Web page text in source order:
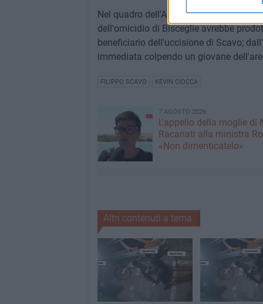
Nel quadro dell'Antimafia, il ferimento
dell'omicidio di Bisceglie avrebbe
beneficiario dell'uccisione di Scavo;
immediata colpendo un giovane
FILIPPO SCAVO KEVIN CIOCCA
7 AGOSTO 2026
L'appello della moglie di
Racanati alla ministra
«Non dimenticatelo»
Altri contenuti a tema